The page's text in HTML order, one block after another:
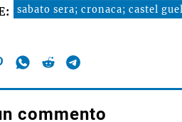
sabato sera; cronaca; castel
commento